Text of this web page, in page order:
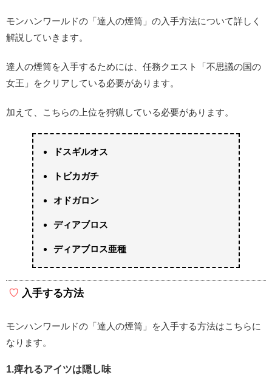
モンハンワールドの「達人の煙筒」の入手方法について詳しく
解説していきます。
達人の煙筒を入手するためには、任務クエスト「不思議の国の
女王」をクリアしている必要があります。
加えて、こちらの上位を狩猟している必要があります。
ドスギルオス
トビカガチ
オドガロン
ディアブロス
ディアブロス亜種
入手する方法
モンハンワールドの「達人の煙筒」を入手する方法はこちらに
なります。
1.痺れるアイツは隠し味